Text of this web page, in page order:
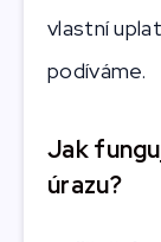
vlastní
podíváme.
Jak
úrazu?